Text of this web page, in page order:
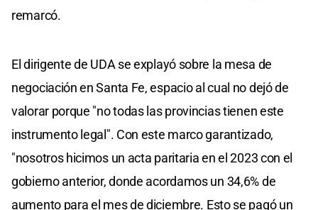
remarcó.
El dirigente de UDA se explayó sobre la mesa de
negociación en Santa Fe, espacio al cual no dejó de
valorar porque "no todas las provincias tienen este
instrumento legal". Con este marco garantizado,
"nosotros hicimos un acta paritaria en el 2023 con el
gobierno anterior, donde acordamos un 34,6% de
aumento para el mes de diciembre. Esto se pagó un